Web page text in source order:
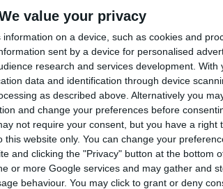
value your privacy
on a device, such as cookies and
sent by a device for personalised
research and services development. With
data and identification through device
as described above. Alternatively you
and change your preferences before
not require your consent, but you have a right
website only. You can change your
and clicking the "Privacy" button at the bottom
or more Google services and may gather and
behaviour. You may click to grant or deny
ότι η αναστολή τουBACE
μειώσει το σχηματισμό αμυλοειδών
και ο -8931
τη Ν A, όπως ειδικά σχεδιασμένους
της νόσου, καθώς επίσης και για τη
παράγοντας τηςMSDστον
ένας ερευνητικός από του στόματος